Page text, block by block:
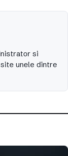
si
unele dintre